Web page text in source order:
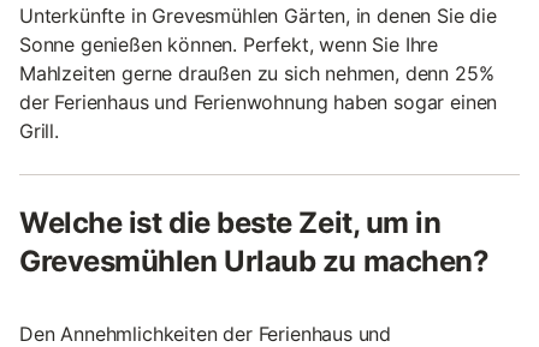
Unterkünfte in Grevesmühlen Gärten, in denen Sie die
Sonne genießen können. Perfekt, wenn Sie Ihre
Mahlzeiten gerne draußen zu sich nehmen, denn 25%
der Ferienhaus und Ferienwohnung haben sogar einen
Grill.
Welche ist die beste Zeit, um in
Grevesmühlen Urlaub zu machen?
Den Annehmlichkeiten der Ferienhaus und